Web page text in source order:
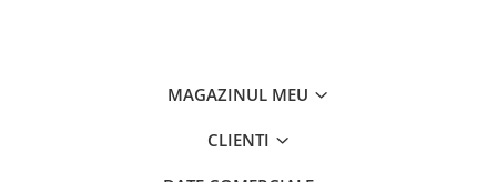
MAGAZINUL MEU
CLIENTI